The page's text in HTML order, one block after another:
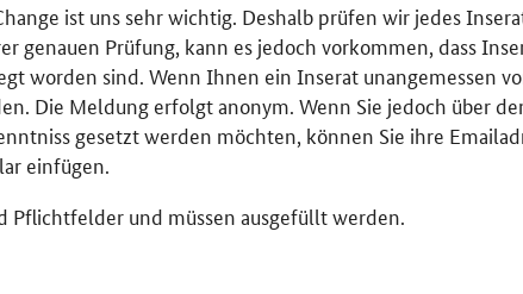
ist uns sehr wichtig. Deshalb prüfen wir jedes
genauen Prüfung, kann es jedoch vorkommen, dass
worden sind. Wenn Ihnen ein Inserat unangemessen
Die Meldung erfolgt anonym. Wenn Sie jedoch über
gesetzt werden möchten, können Sie ihre
einfügen.
Pflichtfelder und müssen ausgefüllt werden.